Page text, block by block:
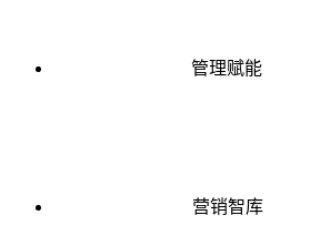
管理赋能
营销智库